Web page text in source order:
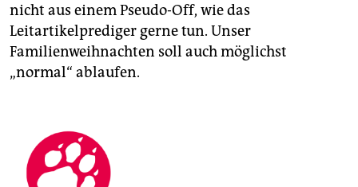
nicht aus einem Pseudo-Off, wie das
Leitartikelprediger gerne tun. Unser
Familienweihnachten soll auch möglichst
„normal“ ablaufen.